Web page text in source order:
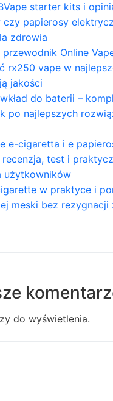
starter kits i
papierosy
zdrowia
przewodnik Online
rx250 vape w
jakości
do baterii –
po najlepszych
e-cigaretta i e
recenzja, test i
użytkowników
w praktyce i
meski bez rezygnacji
do wyświetlenia.